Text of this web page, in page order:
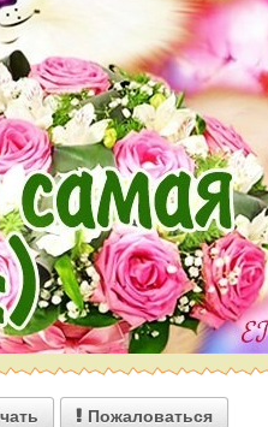
 Пожаловаться